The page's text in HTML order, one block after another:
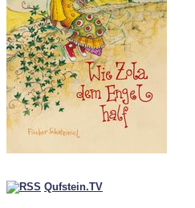
Qufstein.TV